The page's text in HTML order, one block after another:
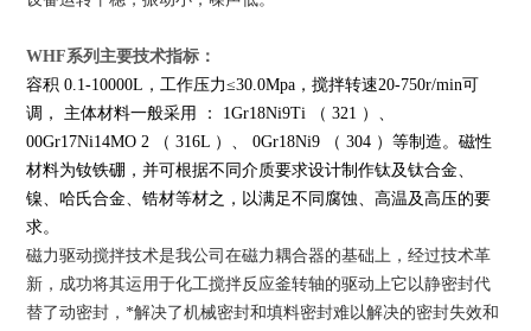
WHF系列主要技术指标：
容积 0.1-10000L，工作压力≤30.0Mpa，搅拌转速20-750r/min可
调， 主体材料一般采用 ： 1Gr18Ni9Ti （ 321 ）、
00Gr17Ni14MO 2 （ 316L ）、 0Gr18Ni9 （ 304 ）等制造。磁性
材料为钕铁硼，并可根据不同介质要求设计制作钛及钛合金、
镍、哈氏合金、锆材等材之，以满足不同腐蚀、高温及高压的要
求。
磁力驱动搅拌技术是我公司在磁力耦合器的基础上，经过技术革
新，成功将其运用于化工搅拌反应釜转轴的驱动上它以静密封代
替了动密封，*解决了机械密封和填料密封难以解决的密封失效和